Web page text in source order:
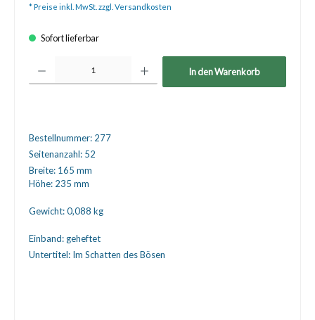
* Preise inkl. MwSt. zzgl. Versandkosten
Sofort lieferbar
In den Warenkorb
Bestellnummer: 277
Seitenanzahl: 52
Breite: 165 mm
Höhe: 235 mm
Gewicht:0,088 kg
Einband: geheftet
Untertitel: Im Schatten des Bösen